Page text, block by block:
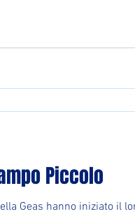
Piccolo
Geas hanno iniziato il